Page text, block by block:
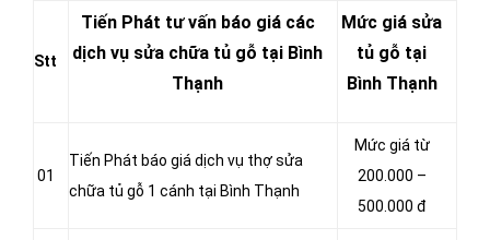
Stt
Tiến Phát tư vấn báo giá các
dịch vụ sửa chữa tủ gỗ tại Bình
Thạnh
Mức giá sửa
tủ gỗ tại
Bình Thạnh
01
Tiến Phát báo giá dịch vụ thợ sửa
chữa tủ gỗ 1 cánh tại Bình Thạnh
Mức giá từ
200.000 –
500.000 đ